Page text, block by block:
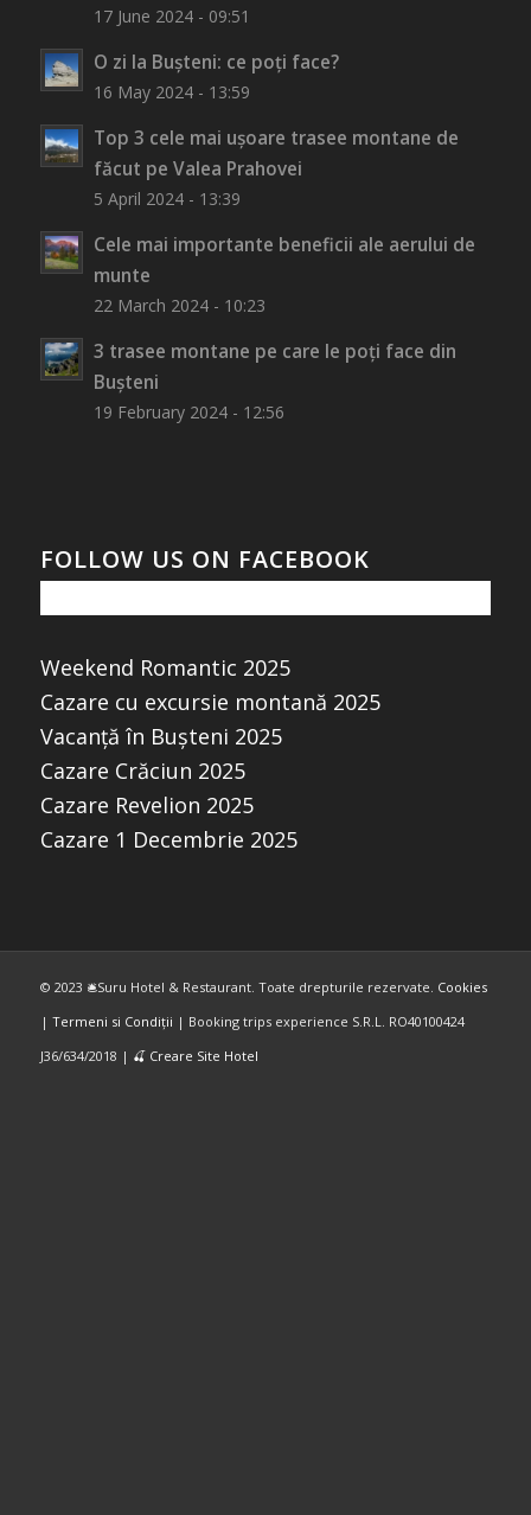
17 June 2024 - 09:51
O zi la Bușteni: ce poți face?
16 May 2024 - 13:59
Top 3 cele mai ușoare trasee montane de
făcut pe Valea Prahovei
5 April 2024 - 13:39
Cele mai importante beneficii ale aerului de
munte
22 March 2024 - 10:23
3 trasee montane pe care le poți face din
Bușteni
19 February 2024 - 12:56
FOLLOW US ON FACEBOOK
Weekend Romantic 2025
Cazare cu excursie montană 2025
Vacanță în Bușteni 2025
Cazare Crăciun 2025
Cazare Revelion 2025
Cazare 1 Decembrie 2025
© 2023 🛎️Suru Hotel & Restaurant. Toate drepturile rezervate. Cookies
| Termeni si Condiții | Booking trips experience S.R.L. RO40100424
J36/634/2018 | 🍒 Creare Site Hotel